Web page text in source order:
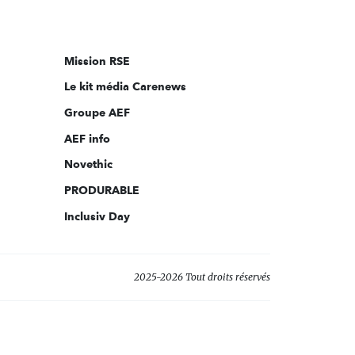
sur:
Mission RSE
Le kit média Carenews
Groupe AEF
AEF info
Novethic
PRODURABLE
Inclusiv Day
2025-2026 Tout droits réservés
Personnalisez vos préférences pour